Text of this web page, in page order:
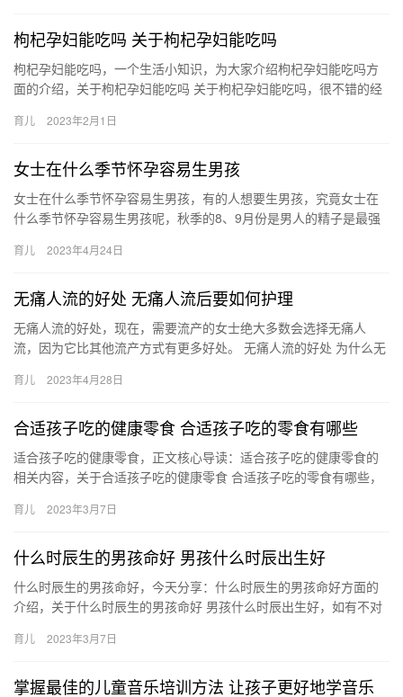
枸杞孕妇能吃吗 关于枸杞孕妇能吃吗
枸杞孕妇能吃吗，一个生活小知识，为大家介绍枸杞孕妇能吃吗方
面的介绍，关于枸杞孕妇能吃吗 关于枸杞孕妇能吃吗，很不错的经
妇…
育儿 2023年2月1日
女士在什么季节怀孕容易生男孩
女士在什么季节怀孕容易生男孩，有的人想要生男孩，究竟女士在
什么季节怀孕容易生男孩呢，秋季的8、9月份是男人的精子是最强
季…
育儿 2023年4月24日
无痛人流的好处 无痛人流后要如何护理
无痛人流的好处，现在，需要流产的女士绝大多数会选择无痛人
流，因为它比其他流产方式有更多好处。 无痛人流的好处 为什么无
外，还…
育儿 2023年4月28日
合适孩子吃的健康零食 合适孩子吃的零食有哪些
适合孩子吃的健康零食，正文核心导读：适合孩子吃的健康零食的
相关内容，关于合适孩子吃的健康零食 合适孩子吃的零食有哪些，
适…
育儿 2023年3月7日
什么时辰生的男孩命好 男孩什么时辰出生好
什么时辰生的男孩命好，今天分享：什么时辰生的男孩命好方面的
介绍，关于什么时辰生的男孩命好 男孩什么时辰出生好，如有不对
育儿 2023年3月7日
掌握最佳的儿童音乐培训方法 让孩子更好地学音乐